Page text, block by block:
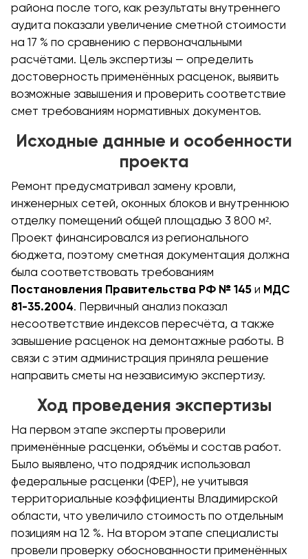
района после того, как результаты внутреннего
аудита показали увеличение сметной стоимости
на 17 % по сравнению с первоначальными
расчётами. Цель экспертизы — определить
достоверность применённых расценок, выявить
возможные завышения и проверить соответствие
смет требованиям нормативных документов.
Исходные данные и особенности
проекта
Ремонт предусматривал замену кровли,
инженерных сетей, оконных блоков и внутреннюю
отделку помещений общей площадью 3 800 м².
Проект финансировался из регионального
бюджета, поэтому сметная документация должна
была соответствовать требованиям
Постановления Правительства РФ № 145 и МДС
81-35.2004. Первичный анализ показал
несоответствие индексов пересчёта, а также
завышение расценок на демонтажные работы. В
связи с этим администрация приняла решение
направить сметы на независимую экспертизу.
Ход проведения экспертизы
На первом этапе эксперты проверили
применённые расценки, объёмы и состав работ.
Было выявлено, что подрядчик использовал
федеральные расценки (ФЕР), не учитывая
территориальные коэффициенты Владимирской
области, что увеличило стоимость по отдельным
позициям на 12 %. На втором этапе специалисты
провели проверку обоснованности применённых